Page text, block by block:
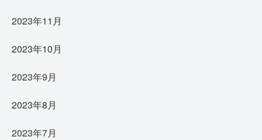
2023年11月
2023年10月
2023年9月
2023年8月
2023年7月